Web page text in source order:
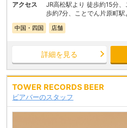
アクセス
JR高松駅より 徒歩約15分
歩約7分、ことでん片原町
中国・四国 店舗
詳細を見る
TOWER RECORDS BEER
ビアバーのスタッフ